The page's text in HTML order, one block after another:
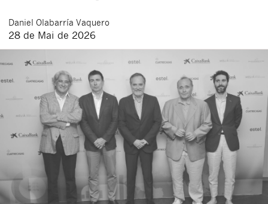
Daniel Olabarría Vaquero
28 de Mai de 2026
Schließen